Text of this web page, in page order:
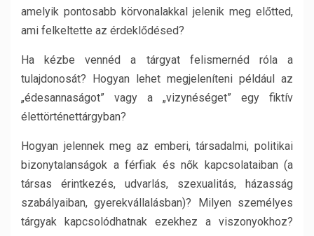
amelyik pontosabb körvonalakkal jelenik meg előtted,
ami felkeltette az érdeklődésed?
Ha kézbe vennéd a tárgyat felismernéd róla a
tulajdonosát? Hogyan lehet megjeleníteni például az
„édesannaságot” vagy a „vizynéséget” egy fiktív
élettörténettárgyban?
Hogyan jelennek meg az emberi, társadalmi, politikai
bizonytalanságok a férfiak és nők kapcsolataiban (a
társas érintkezés, udvarlás, szexualitás, házasság
szabályaiban, gyerekvállalásban)? Milyen személyes
tárgyak kapcsolódhatnak ezekhez a viszonyokhoz?